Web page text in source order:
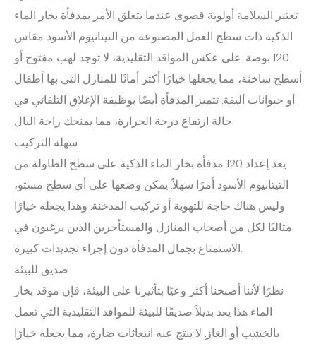
تعتبر السلامة أولوية قصوى عندما يتعلق الأمر بمدفأة بخار الماء
الذكية ذات سطح العمل المصنوعة من التيتانيوم الأسود مقاس
120 بوصة. على عكس المواقد التقليدية، لا توجد لهب مفتوح أو
أسطح ساخنة، مما يجعلها خيارًا أكثر أمانًا للمنازل التي بها أطفال
أو حيوانات أليفة. تتميز المدفأة أيضًا بوظيفة الإغلاق التلقائي في
حالة ارتفاع درجة الحرارة، مما يمنحك راحة البال.
سهلة التركيب
يعد إعداد 120 مدفأة بخار الماء الذكية على سطح الطاولة من
التيتانيوم الأسود أمرًا سهلاً. يمكن وضعها على أي سطح مستو،
وليس هناك حاجة للتهوية أو تركيب المدخنة. وهذا يجعله خيارًا
مثاليًا لكل من أصحاب المنازل والمستأجرين الذين يرغبون في
الاستمتاع بجمال المدفأة دون إجراء تجديدات كبيرة.
صديق للبيئة
نظرًا لأننا أصبحنا أكثر وعيًا بتأثيرنا على البيئة، فإن موقد بخار
الماء هذا يعد بديلاً صديقًا للبيئة للمواقد التقليدية التي تعمل
بالخشب أو الغاز. لا ينتج عنه انبعاثات ضارة، مما يجعله خيارًا